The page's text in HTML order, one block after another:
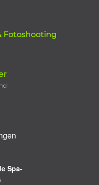
Fotoshooting
Spa-